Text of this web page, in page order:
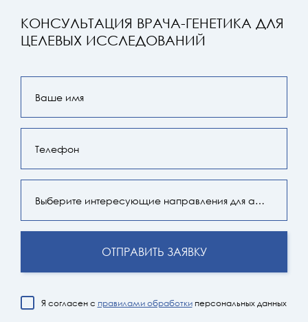
КОНСУЛЬТАЦИЯ ВРАЧА-ГЕНЕТИКА ДЛЯ
ЦЕЛЕВЫХ ИССЛЕДОВАНИЙ
Выберите интересующие направления для анализа
Я согласен с правилами обработкиперсональных данных